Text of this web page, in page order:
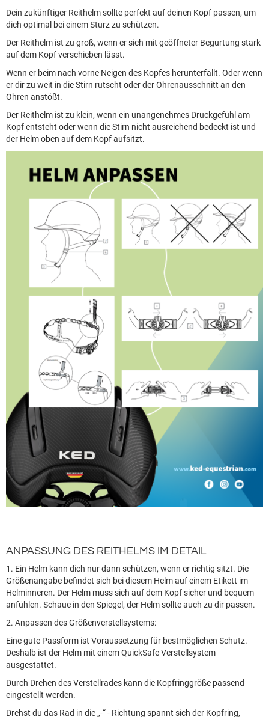
Dein zukünftiger Reithelm sollte perfekt auf deinen Kopf passen, um
dich optimal bei einem Sturz zu schützen.
Der Reithelm ist zu groß, wenn er sich mit geöffneter Begurtung stark
auf dem Kopf verschieben lässt.
Wenn er beim nach vorne Neigen des Kopfes herunterfällt. Oder wenn
er dir zu weit in die Stirn rutscht oder der Ohrenausschnitt an den
Ohren anstößt.
Der Reithelm ist zu klein, wenn ein unangenehmes Druckgefühl am
Kopf entsteht oder wenn die Stirn nicht ausreichend bedeckt ist und
der Helm oben auf dem Kopf aufsitzt.
ANPASSUNG DES REITHELMS IM DETAIL
1. Ein Helm kann dich nur dann schützen, wenn er richtig sitzt. Die
Größenangabe befindet sich bei diesem Helm auf einem Etikett im
Helminneren. Der Helm muss sich auf dem Kopf sicher und bequem
anfühlen. Schaue in den Spiegel, der Helm sollte auch zu dir passen.
2. Anpassen des Größenverstellsystems:
Eine gute Passform ist Voraussetzung für bestmöglichen Schutz.
Deshalb ist der Helm mit einem QuickSafe Verstellsystem
ausgestattet.
Durch Drehen des Verstellrades kann die Kopfringgröße passend
eingestellt werden.
Drehst du das Rad in die „-“ - Richtung spannt sich der Kopfring,